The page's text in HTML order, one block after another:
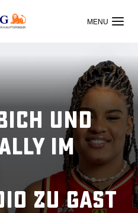
HAUPTSPONSOR
und
im
zu Gast